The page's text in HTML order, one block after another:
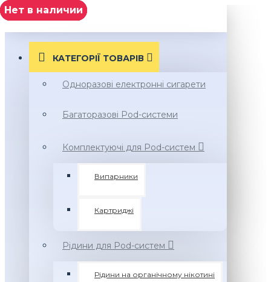
МЕНЮ
КАТЕГОРІЇ ТОВАРIВ
Одноразові електронні сигарети
Багаторазові Pod-системи
Комплектуючі для Pod-систем
Випарники
Картриджі
Рідини для Pod-систем
Рідини на органічному нікотині
Нет в наличии
Нет в наличии
Нет в наличии
Нет в наличии
Нет в наличии